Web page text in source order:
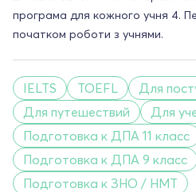
програма для кожного учня 4.
початком роботи з учнями.
IELTS TOEFL
Для
Для путешествий
Для
Подготовка к ДПА 11 класс
Подготовка к ДПА 9 класс
Подготовка к ЗНО / НМТ